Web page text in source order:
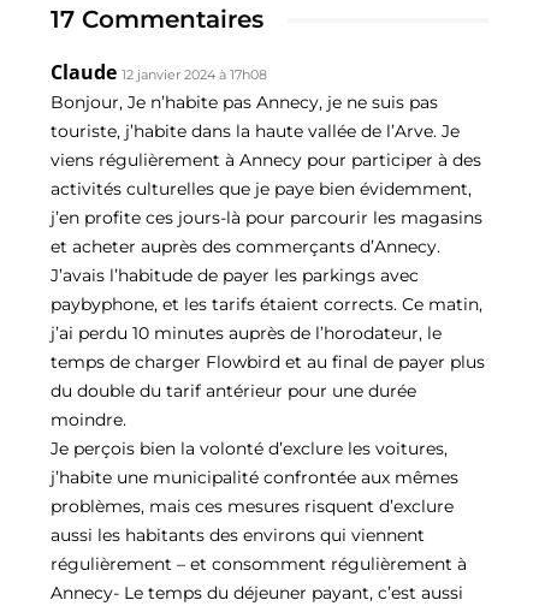
17 Commentaires
Claude 12 janvier 2024 à 17h08
Bonjour, Je n’habite pas Annecy, je ne suis pas
touriste, j’habite dans la haute vallée de l’Arve. Je
viens régulièrement à Annecy pour participer à des
activités culturelles que je paye bien évidemment,
j’en profite ces jours-là pour parcourir les magasins
et acheter auprès des commerçants d’Annecy.
J’avais l’habitude de payer les parkings avec
paybyphone, et les tarifs étaient corrects. Ce matin,
j’ai perdu 10 minutes auprès de l’horodateur, le
temps de charger Flowbird et au final de payer plus
du double du tarif antérieur pour une durée
moindre.
Je perçois bien la volonté d’exclure les voitures,
j’habite une municipalité confrontée aux mêmes
problèmes, mais ces mesures risquent d’exclure
aussi les habitants des environs qui viennent
régulièrement – et consomment régulièrement à
Annecy- Le temps du déjeuner payant, c’est aussi